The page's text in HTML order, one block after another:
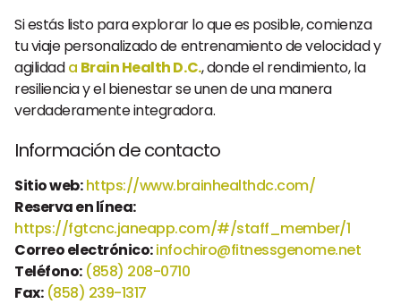
Si estás listo para explorar lo que es posible, comienza
tu viaje personalizado de entrenamiento de velocidad y
agilidada Brain Health D.C., donde el rendimiento, la
resiliencia y el bienestar se unen de una manera
verdaderamente integradora.
Información de contacto
Sitio web:https://www.brainhealthdc.com/
Reserva en línea:
https://fgtcnc.janeapp.com/#/staff_member/1
Correo electrónico:infochiro@fitnessgenome.net
Teléfono: (858) 208-0710
Fax: (858) 239-1317